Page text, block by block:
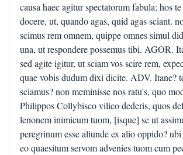
causa haec agitur spectatorum fabula: hos te
docere, ut, quando agas, quid agas sciant.
scimus rem omnem, quippe omnes simul
una, ut respondere possemus tibi. AGOR.
sed agite igitur, ut sciam vos scire rem,
quae vobis dudum dixi dicite. ADV. Itane?
sciamus? non meminisse nos ratu's, quo
Philippos Collybisco vilico dederis, quos
lenonem inimicum tuom, [isque] se ut
peregrinum esse aliunde ex alio oppido?
eo quaesitum servom advenies tuom cum